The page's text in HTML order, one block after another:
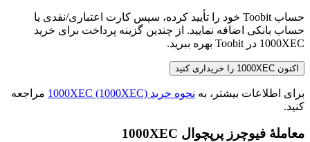
حساب Toobit خود را تأیید کرده، سپس کارت اعتباری/نقدی یا
حساب بانکی اضافه نمایید. از چندین گزینه پرداخت برای خرید
1000XEC در Toobit بهره ببرید.
اکنون 1000XEC را خریداری کنید
برای اطلاعات بیشتر، به نحوه خرید 1000XEC (1000XEC)
مراجعه
کنید.
معاملهٔ فیوچرز پرپچوال 1000XEC